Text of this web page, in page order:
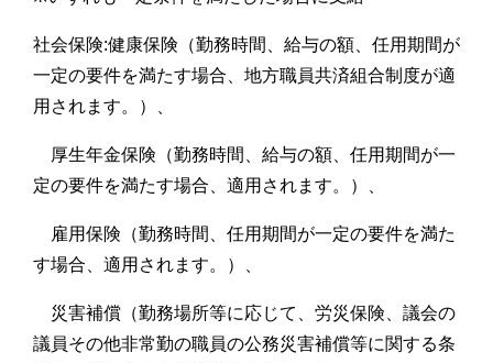
社会保険:健康保険（勤務時間、給与の額、任用期間が
一定の要件を満たす場合、地方職員共済組合制度が適
用されます。）、
厚生年金保険（勤務時間、給与の額、任用期間が一
定の要件を満たす場合、適用されます。）、
雇用保険（勤務時間、任用期間が一定の要件を満た
す場合、適用されます。）、
災害補償（勤務場所等に応じて、労災保険、議会の
議員その他非常勤の職員の公務災害補償等に関する条